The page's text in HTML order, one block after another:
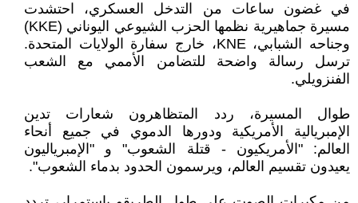
في غضون ساعات من التدخل العسكري، احتشدت
مسيرة جماهيرية نظمها الحزب الشيوعي اليوناني (KKE)
وجناحه الشبابي، KNE، خارج سفارة الولايات المتحدة.
ترسل رسالة واضحة للتضامن الأممي مع الشعب
الفنزويلي.
طوال المسيرة، ردد المتظاهرون شعارات تدين
الإمبريالية الأمريكية ودورها الدموي في جميع أنحاء
العالم: "الأمريكيون - قتلة الشعوب" و "الإمبرياليون
يعيدون تقسيم العالم، ويرسمون الحدود بدماء الشعوب".